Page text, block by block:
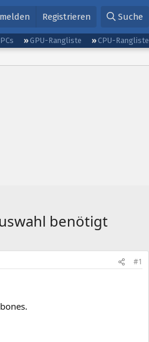
Registrieren Suche
GPU-Rangliste
CPU-Rangliste
benötigt
#1